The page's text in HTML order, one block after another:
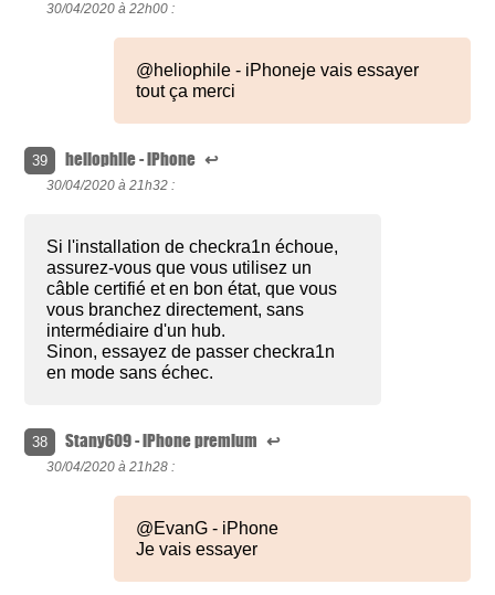
30/04/2020 à 22h00 :
@heliophile - iPhoneje vais essayer
tout ça merci
39 heliophile - iPhone ↩
30/04/2020 à 21h32 :
Si l'installation de checkra1n échoue,
assurez-vous que vous utilisez un
câble certifié et en bon état, que vous
vous branchez directement, sans
intermédiaire d'un hub.
Sinon, essayez de passer checkra1n
en mode sans échec.
38 Stany609 - iPhone premium ↩
30/04/2020 à 21h28 :
@EvanG - iPhone
Je vais essayer